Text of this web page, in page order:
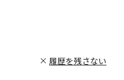
履歴を残さない